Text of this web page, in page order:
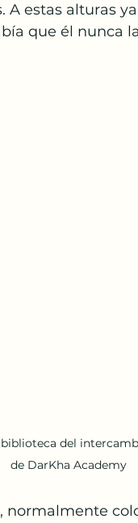
A estas alturas
que él nunca
biblioteca del
de DarKha Academy
normalmente